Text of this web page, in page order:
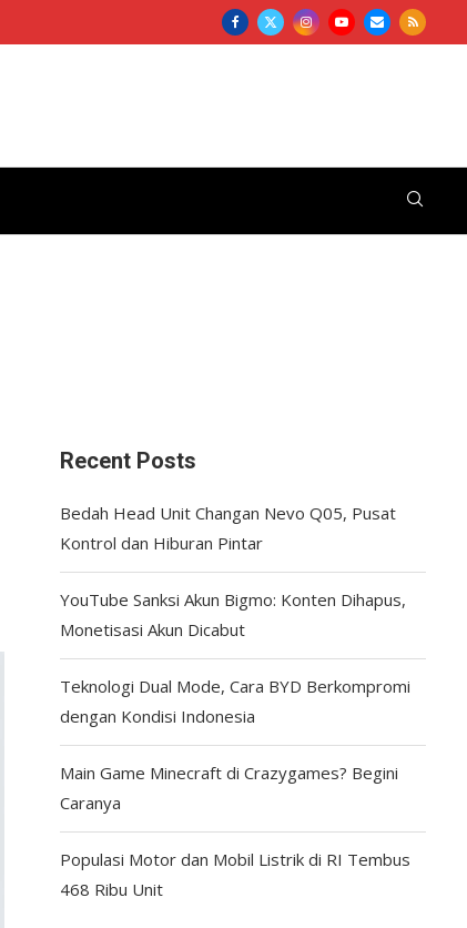
Recent Posts
Bedah Head Unit Changan Nevo Q05, Pusat
Kontrol dan Hiburan Pintar
YouTube Sanksi Akun Bigmo: Konten Dihapus,
Monetisasi Akun Dicabut
Teknologi Dual Mode, Cara BYD Berkompromi
dengan Kondisi Indonesia
Main Game Minecraft di Crazygames? Begini
Caranya
Populasi Motor dan Mobil Listrik di RI Tembus
468 Ribu Unit